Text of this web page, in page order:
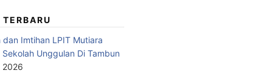
dan Imtihan LPIT Mutiara
Unggulan Di Tambun
2026